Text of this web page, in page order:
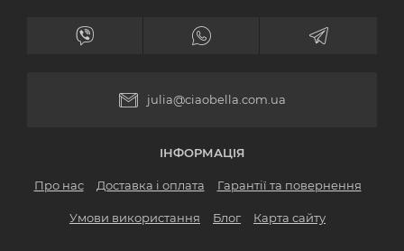
julia@ciaobella.com.ua
ІНФОРМАЦІЯ
Про нас Доставка і оплата Гарантії та повернення
Умови використання Блог Карта сайту